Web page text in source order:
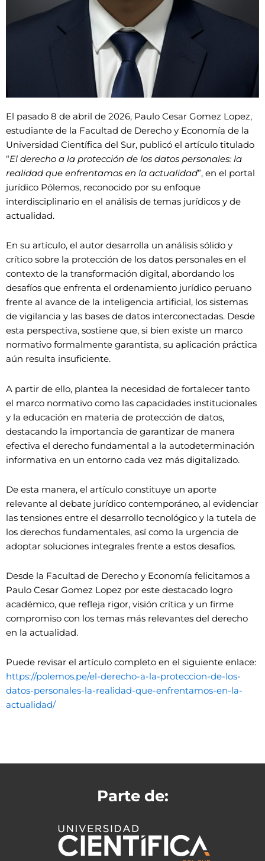
El pasado 8 de abril de 2026, Paulo Cesar Gomez Lopez,
estudiante de la Facultad de Derecho y Economía de la
Universidad Científica del Sur, publicó el artículo titulado
“El derecho a la protección de los datos personales: la
realidad que enfrentamos en la actualidad”, en el portal
jurídico Pólemos, reconocido por su enfoque
interdisciplinario en el análisis de temas jurídicos y de
actualidad.
En su artículo, el autor desarrolla un análisis sólido y
crítico sobre la protección de los datos personales en el
contexto de la transformación digital, abordando los
desafíos que enfrenta el ordenamiento jurídico peruano
frente al avance de la inteligencia artificial, los sistemas
de vigilancia y las bases de datos interconectadas. Desde
esta perspectiva, sostiene que, si bien existe un marco
normativo formalmente garantista, su aplicación práctica
aún resulta insuficiente.
A partir de ello, plantea la necesidad de fortalecer tanto
el marco normativo como las capacidades institucionales
y la educación en materia de protección de datos,
destacando la importancia de garantizar de manera
efectiva el derecho fundamental a la autodeterminación
informativa en un entorno cada vez más digitalizado.
De esta manera, el artículo constituye un aporte
relevante al debate jurídico contemporáneo, al evidenciar
las tensiones entre el desarrollo tecnológico y la tutela de
los derechos fundamentales, así como la urgencia de
adoptar soluciones integrales frente a estos desafíos.
Desde la Facultad de Derecho y Economía felicitamos a
Paulo Cesar Gomez Lopez por este destacado logro
académico, que refleja rigor, visión crítica y un firme
compromiso con los temas más relevantes del derecho
en la actualidad.
Puede revisar el artículo completo en el siguiente enlace:
https://polemos.pe/el-derecho-a-la-proteccion-de-los-
datos-personales-la-realidad-que-enfrentamos-en-la-
actualidad/
Parte de: